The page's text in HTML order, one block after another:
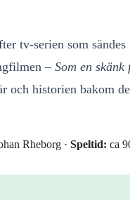
tv-serien som sändes
– Som en skänk
och historien bakom
Rheborg · Speltid: ca